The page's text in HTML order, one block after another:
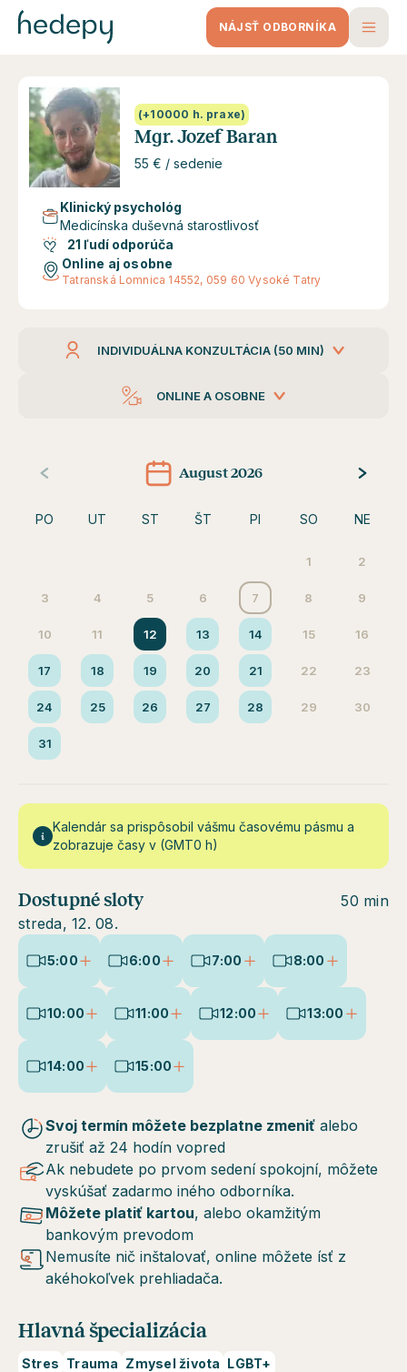
NÁJSŤ ODBORNÍKA
(+10000 h. praxe)
Mgr. Jozef Baran
55 € / sedenie
Klinický psychológ
Medicínska duševná starostlivosť
21 ľudí odporúča
Online aj osobne
Tatranská Lomnica 14552, 059 60 Vysoké Tatry
INDIVIDUÁLNA KONZULTÁCIA (50 MIN)
ONLINE A OSOBNE
August 2026
PO UT ST ŠT PI SO NE
1 2
3 4 5 6 7 8 9
10 11 12 13 14 15 16
17 18 19 20 21 22 23
24 25 26 27 28 29 30
31
Kalendár sa prispôsobil vášmu časovému pásmu a
zobrazuje časy v (GMT0 h)
Dostupné sloty
streda, 12. 08.
50 min
5:00 6:00 7:00 8:00
10:00 11:00 12:00 13:00
14:00 15:00
Svoj termín môžete bezplatne zmeniť alebo
zrušiť až 24 hodín vopred
Ak nebudete po prvom sedení spokojní, môžete
vyskúšať zadarmo iného odborníka.
Môžete platiť kartou, alebo okamžitým
bankovým prevodom
Nemusíte nič inštalovať, online môžete ísť z
akéhokoľvek prehliadača.
Hlavná špecializácia
Stres Trauma Zmysel života LGBT+